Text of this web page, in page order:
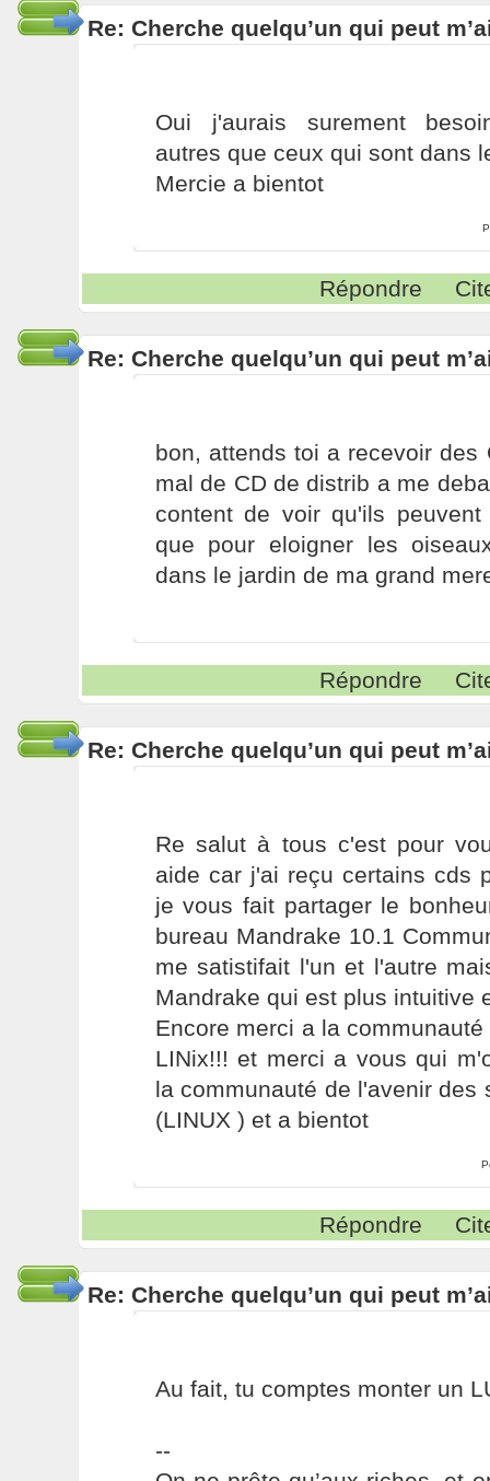
Re: Cherche quelqu’un qui peut
Oui j'aurais surement
autres que ceux qui sont dans
Mercie a bientot
Répondre
Re: Cherche quelqu’un qui peut
bon, attends toi a recevoir des
mal de CD de distrib a me
content de voir qu'ils
que pour eloigner les
dans le jardin de ma grand
Répondre
Re: Cherche quelqu’un qui peut
Re salut à tous c'est pour
aide car j'ai reçu certains cds
je vous fait partager le
bureau Mandrake 10.1
me satistifait l'un et l'autre
Mandrake qui est plus intuitive
Encore merci a la
LINix!!! et merci a vous qui
la communauté de l'avenir des
(LINUX ) et a bientot
Répondre
Re: Cherche quelqu’un qui peut
Au fait, tu comptes monter un
--